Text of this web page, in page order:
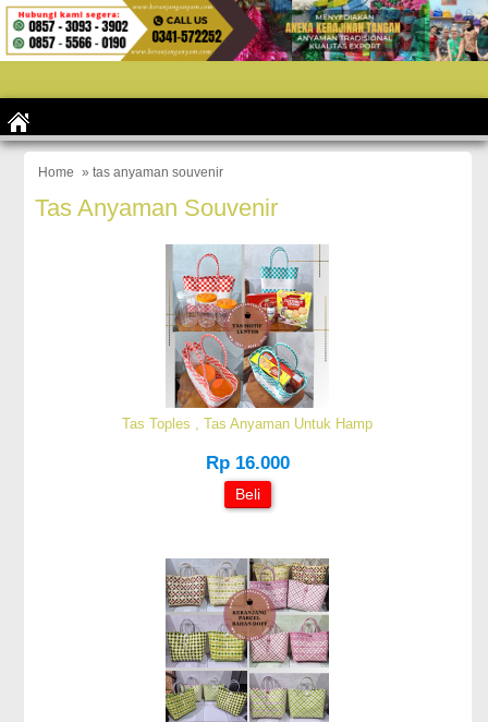
Home » tas anyaman souvenir
Tas Anyaman Souvenir
Tas Toples , Tas Anyaman Untuk Hamp
Rp 16.000
Beli